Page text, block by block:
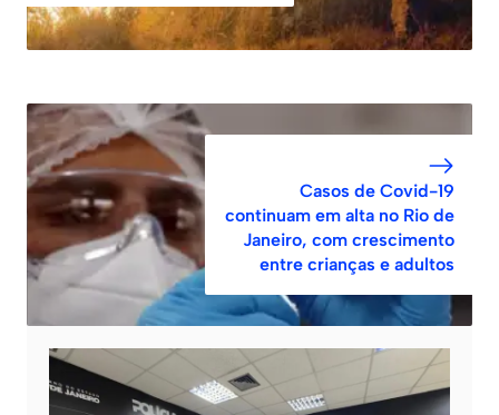
Casos de Covid-19
continuam em alta no Rio de
Janeiro, com crescimento
entre crianças e adultos